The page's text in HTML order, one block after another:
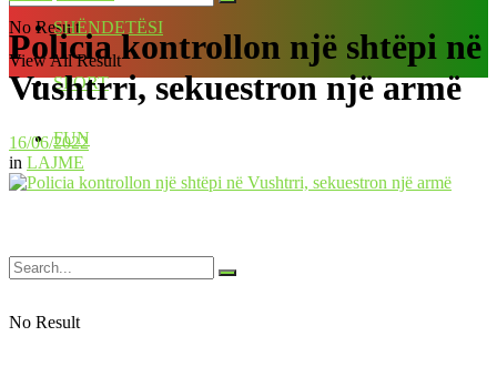
No Result
View All Result
SHËNDETËSI
SPORT
FUN
No Result
Policia kontrollon një shtëpi në
Vushtrri, sekuestron një armë
16/06/2022
in LAJME